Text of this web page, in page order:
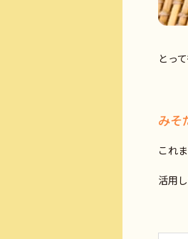
とっ
みそ
これ
活用